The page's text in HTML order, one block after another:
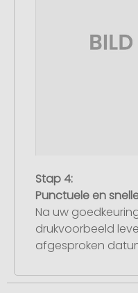
Stap 4:
Punctuele en
Na uw
drukvoorbeeld
afgesproken